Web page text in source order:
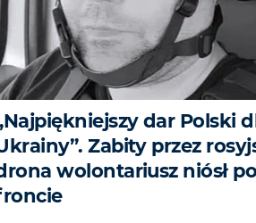
dar Polski
Zabity przez
wolontariusz niósł